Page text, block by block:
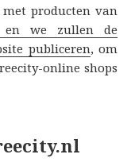
producten van
we zullen de
publiceren, om
online shops